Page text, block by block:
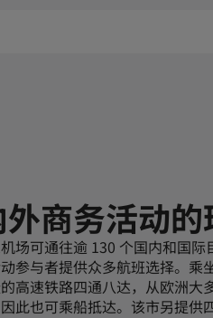
商务活动
场可通往逾 130 个国内和国
参与者提供众多航班选择。乘
高速铁路四通八达，从欧洲大
此也可乘船抵达。该市另提供